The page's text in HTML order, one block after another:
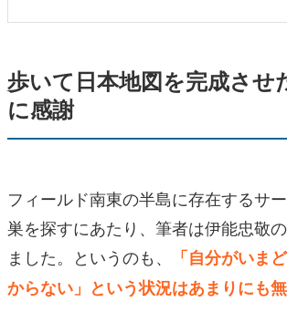
歩いて日本地図を完成させ
に感謝
フィールド南東の半島に存在するサ
巣を探すにあたり、筆者は伊能忠敬
ました。というのも、
「自分がいま
からない」という状況はあまりにも